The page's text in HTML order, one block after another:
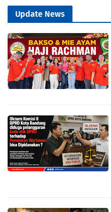
Update News